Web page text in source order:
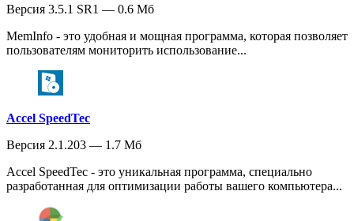
Версия 3.5.1 SR1 — 0.6 Мб
MemInfo - это удобная и мощная программа, которая позволяет
пользователям мониторить использование...
Accel SpeedTec
Версия 2.1.203 — 1.7 Мб
Accel SpeedTec - это уникальная программа, специально
разработанная для оптимизации работы вашего компьютера...